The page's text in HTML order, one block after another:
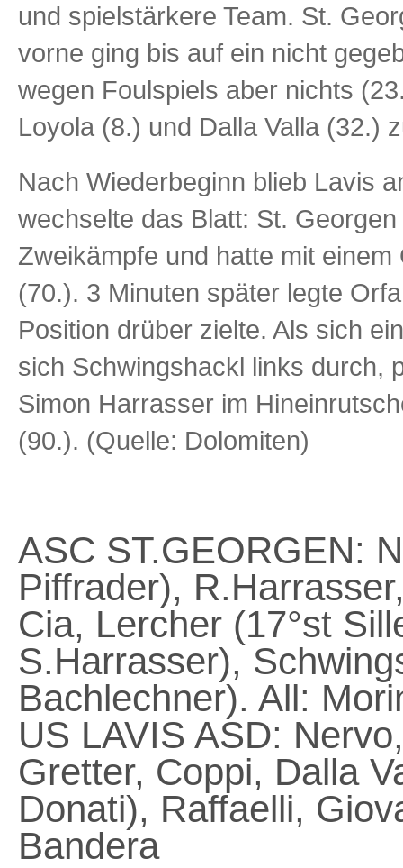
und spielstärkere Team. St.
vorne ging bis auf ein nicht
wegen Foulspiels aber nichts
Loyola (8.) und Dalla Valla (32.)
Nach Wiederbeginn blieb Lavis
wechselte das Blatt: St.
Zweikämpfe und hatte mit
(70.). 3 Minuten später legte
Position drüber zielte. Als sich
sich Schwingshackl links durch,
Simon Harrasser im
(90.). (Quelle: Dolomiten)
ASC ST.GEORGEN:
Piffrader),
Cia, Lercher (17°st
S.Harrasser),
Bachlechner). All:
US LAVIS ASD:
Gretter, Coppi, Dalla
Donati), Raffaelli,
Bandera